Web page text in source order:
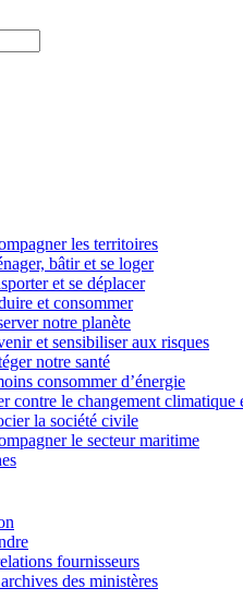
les territoires
bâtir et se loger
et se déplacer
et consommer
notre planète
et sensibiliser aux risques
notre santé
consommer d’énergie
contre le changement climatique
la société civile
le secteur maritime
fournisseurs
des ministères